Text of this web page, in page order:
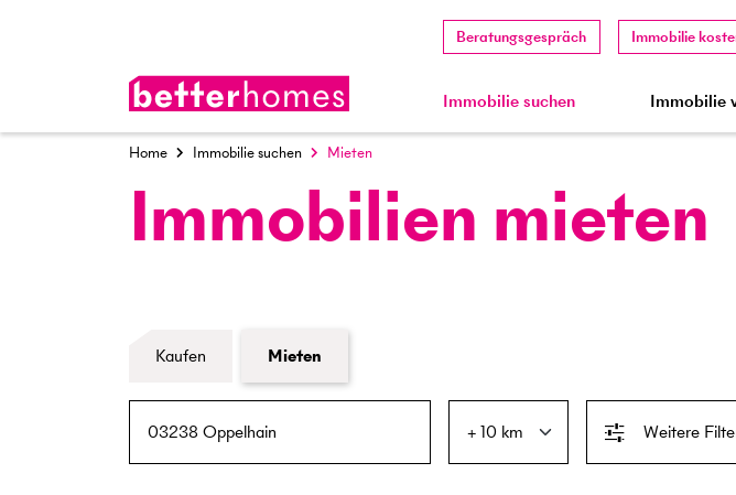
Beratungsgespräch Immobilie
Immobilie suchen Immobilie
Home Immobilie suchen Mieten
Immobilien mieten
Formular Immobiliensuche
Kaufen
Mieten
Weitere